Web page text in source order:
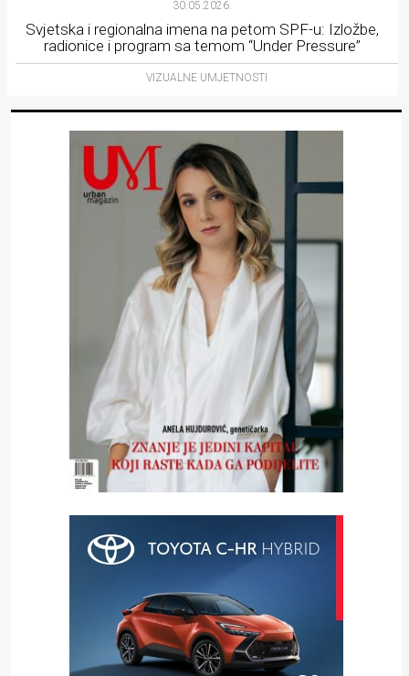
30.05.2026.
Svjetska i regionalna imena na petom SPF-u: Izložbe,
radionice i program sa temom “Under Pressure”
VIZUALNE UMJETNOSTI